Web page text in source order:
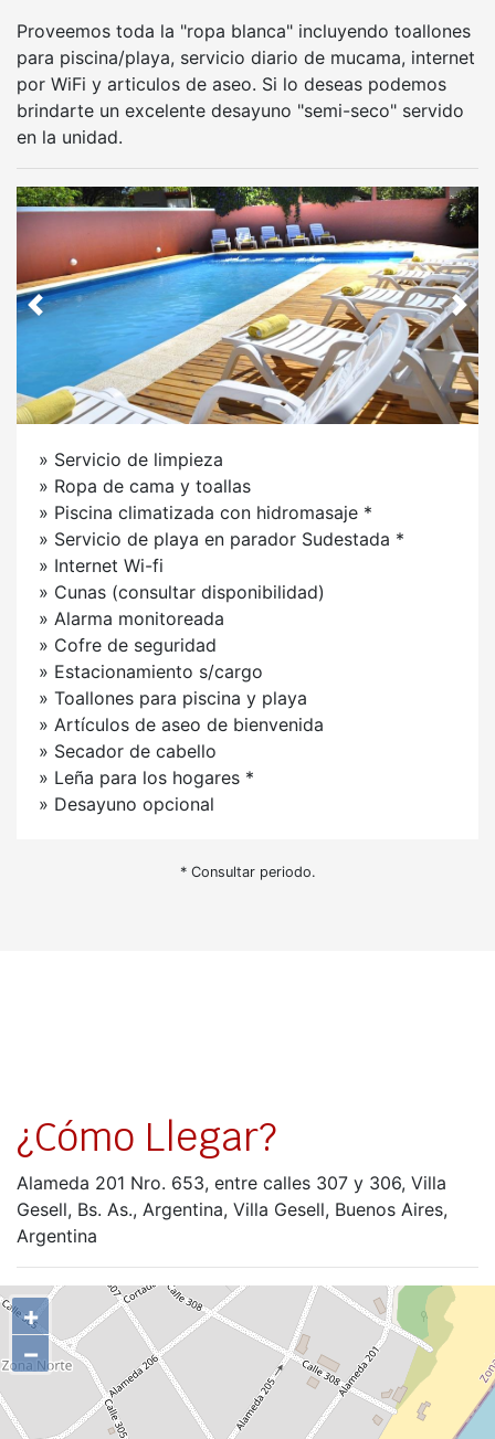
Proveemos toda la "ropa blanca" incluyendo toallones
para piscina/playa, servicio diario de mucama, internet
por WiFi y articulos de aseo. Si lo deseas podemos
brindarte un excelente desayuno "semi-seco" servido
en la unidad.
Anterior
» Servicio de limpieza
» Ropa de cama y toallas
» Piscina climatizada con hidromasaje *
» Servicio de playa en parador Sudestada *
» Internet Wi-fi
» Cunas (consultar disponibilidad)
» Alarma monitoreada
» Cofre de seguridad
» Estacionamiento s/cargo
» Toallones para piscina y playa
» Artículos de aseo de bienvenida
» Secador de cabello
» Leña para los hogares *
» Desayuno opcional
* Consultar periodo.
¿Cómo Llegar?
Alameda 201 Nro. 653, entre calles 307 y 306, Villa
Gesell, Bs. As., Argentina, Villa Gesell, Buenos Aires,
Argentina
+
−